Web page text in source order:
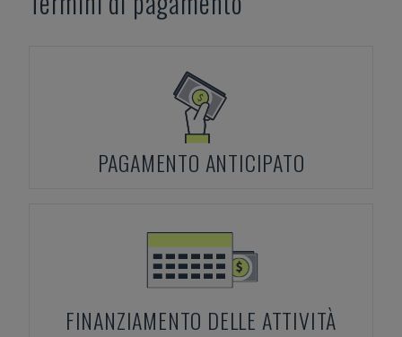
PAGAMENTO ANTICIPATO
FINANZIAMENTO DELLE ATTIVITÀ